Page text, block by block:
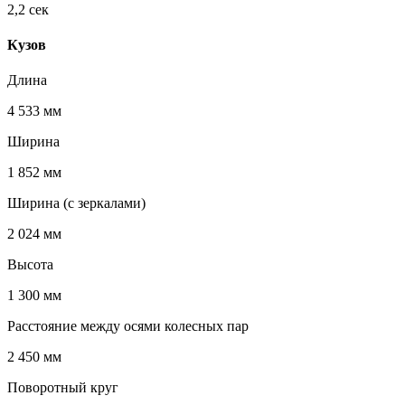
2,2 сек
Кузов
Длина
4 533 мм
Ширина
1 852 мм
Ширина (с зеркалами)
2 024 мм
Высота
1 300 мм
Расстояние между осями колесных пар
2 450 мм
Поворотный круг